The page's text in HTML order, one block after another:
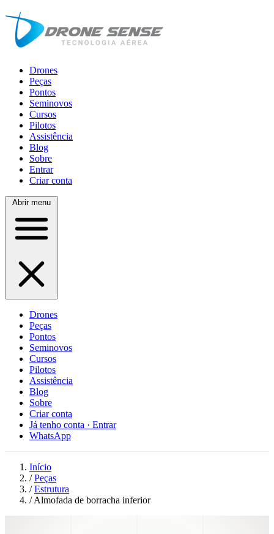
Drones
Peças
Pontos
Seminovos
Cursos
Pilotos
Assistência
Blog
Sobre
Entrar
Criar conta
Abrir menu
Drones
Peças
Pontos
Seminovos
Cursos
Pilotos
Assistência
Blog
Sobre
Criar conta
Já tenho conta · Entrar
WhatsApp
Início
/ Peças
/ Estrutura
/ Almofada de borracha inferior